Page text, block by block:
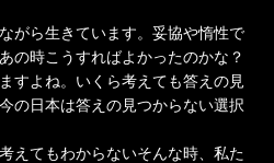
がら生きています。妥協や惰性で
の時こうすればよかったのかな？
すよね。いくら考えても答えの見
の日本は答えの見つからない選択
えてもわからないそんな時、私た